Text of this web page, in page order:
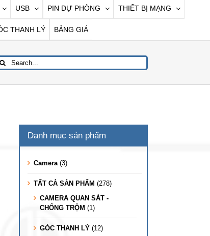
USB PIN DỰ PHÒNG THIẾT BỊ MẠNG
THANH LÝ BẢNG GIÁ
Danh mục sản phẩm
Camera (3)
TẤT CẢ SẢN PHẨM (278)
CAMERA QUAN SÁT -
CHỐNG TRỘM (1)
GÓC THANH LÝ (12)